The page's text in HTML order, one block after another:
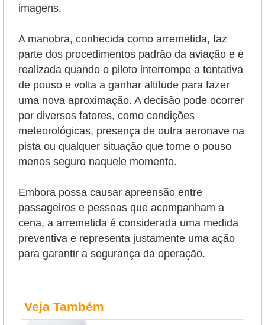
imagens.
A manobra, conhecida como arremetida, faz
parte dos procedimentos padrão da aviação e é
realizada quando o piloto interrompe a tentativa
de pouso e volta a ganhar altitude para fazer
uma nova aproximação. A decisão pode ocorrer
por diversos fatores, como condições
meteorológicas, presença de outra aeronave na
pista ou qualquer situação que torne o pouso
menos seguro naquele momento.
Embora possa causar apreensão entre
passageiros e pessoas que acompanham a
cena, a arremetida é considerada uma medida
preventiva e representa justamente uma ação
para garantir a segurança da operação.
Veja Também